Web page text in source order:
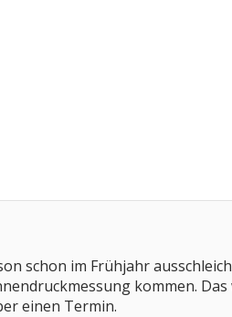
schon im Frühjahr
kommen.
einen Termin.